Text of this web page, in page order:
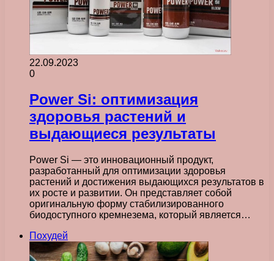
22.09.2023
0
Power Si: оптимизация
здоровья растений и
выдающиеся результаты
Power Si — это инновационный продукт,
разработанный для оптимизации здоровья
растений и достижения выдающихся результатов в
их росте и развитии. Он представляет собой
оригинальную форму стабилизированного
биодоступного кремнезема, который является…
Похудей